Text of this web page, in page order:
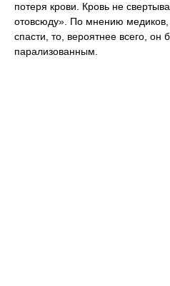
потеря крови. Кровь не
отовсюду». По мнению медиков,
спасти, то, вероятнее всего, он
парализованным.